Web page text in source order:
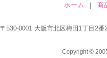
ホーム ｜ 商
〒530-0001 大阪市北区梅田1丁目2
Copyright ©